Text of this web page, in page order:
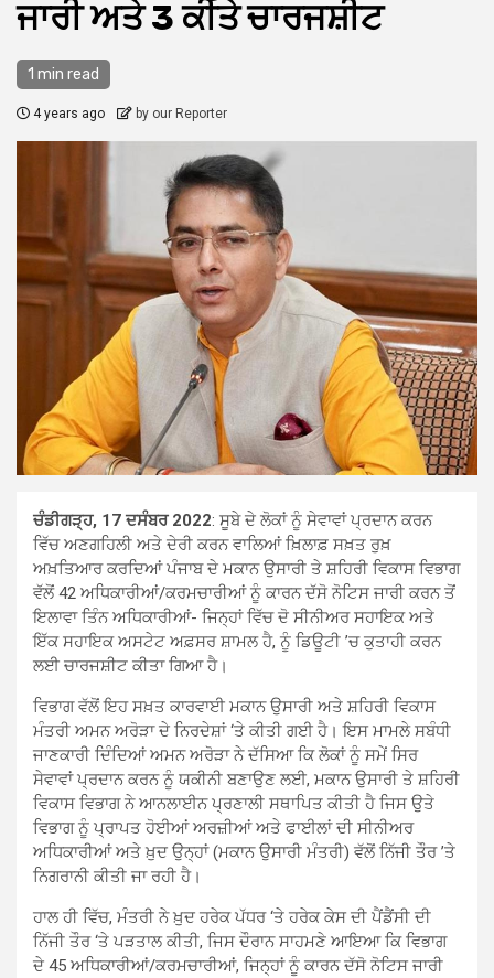
ਜਾਰੀ ਅਤੇ 3 ਕੀਤੇ ਚਾਰਜਸ਼ੀਟ
1 min read
4 years ago by our Reporter
ਚੰਡੀਗੜ੍ਹ, 17 ਦਸੰਬਰ 2022: ਸੂਬੇ ਦੇ ਲੋਕਾਂ ਨੂੰ ਸੇਵਾਵਾਂ ਪ੍ਰਦਾਨ ਕਰਨ
ਵਿੱਚ ਅਣਗਹਿਲੀ ਅਤੇ ਦੇਰੀ ਕਰਨ ਵਾਲਿਆਂ ਖ਼ਿਲਾਫ਼ ਸਖ਼ਤ ਰੁਖ਼
ਅਖ਼ਤਿਆਰ ਕਰਦਿਆਂ ਪੰਜਾਬ ਦੇ ਮਕਾਨ ਉਸਾਰੀ ਤੇ ਸ਼ਹਿਰੀ ਵਿਕਾਸ ਵਿਭਾਗ
ਵੱਲੋਂ 42 ਅਧਿਕਾਰੀਆਂ/ਕਰਮਚਾਰੀਆਂ ਨੂੰ ਕਾਰਨ ਦੱਸੋ ਨੋਟਿਸ ਜਾਰੀ ਕਰਨ ਤੋਂ
ਇਲਾਵਾ ਤਿੰਨ ਅਧਿਕਾਰੀਆਂ- ਜਿਨ੍ਹਾਂ ਵਿੱਚ ਦੋ ਸੀਨੀਅਰ ਸਹਾਇਕ ਅਤੇ
ਇੱਕ ਸਹਾਇਕ ਅਸਟੇਟ ਅਫ਼ਸਰ ਸ਼ਾਮਲ ਹੈ, ਨੂੰ ਡਿਊਟੀ ’ਚ ਕੁਤਾਹੀ ਕਰਨ
ਲਈ ਚਾਰਜਸ਼ੀਟ ਕੀਤਾ ਗਿਆ ਹੈ।
ਵਿਭਾਗ ਵੱਲੋਂ ਇਹ ਸਖ਼ਤ ਕਾਰਵਾਈ ਮਕਾਨ ਉਸਾਰੀ ਅਤੇ ਸ਼ਹਿਰੀ ਵਿਕਾਸ
ਮੰਤਰੀ ਅਮਨ ਅਰੋੜਾ ਦੇ ਨਿਰਦੇਸ਼ਾਂ ‘ਤੇ ਕੀਤੀ ਗਈ ਹੈ। ਇਸ ਮਾਮਲੇ ਸਬੰਧੀ
ਜਾਣਕਾਰੀ ਦਿੰਦਿਆਂ ਅਮਨ ਅਰੋੜਾ ਨੇ ਦੱਸਿਆ ਕਿ ਲੋਕਾਂ ਨੂੰ ਸਮੇਂ ਸਿਰ
ਸੇਵਾਵਾਂ ਪ੍ਰਦਾਨ ਕਰਨ ਨੂੰ ਯਕੀਨੀ ਬਣਾਉਣ ਲਈ, ਮਕਾਨ ਉਸਾਰੀ ਤੇ ਸ਼ਹਿਰੀ
ਵਿਕਾਸ ਵਿਭਾਗ ਨੇ ਆਨਲਾਈਨ ਪ੍ਰਣਾਲੀ ਸਥਾਪਿਤ ਕੀਤੀ ਹੈ ਜਿਸ ਉਤੇ
ਵਿਭਾਗ ਨੂੰ ਪ੍ਰਾਪਤ ਹੋਈਆਂ ਅਰਜ਼ੀਆਂ ਅਤੇ ਫਾਈਲਾਂ ਦੀ ਸੀਨੀਅਰ
ਅਧਿਕਾਰੀਆਂ ਅਤੇ ਖ਼ੁਦ ਉਨ੍ਹਾਂ (ਮਕਾਨ ਉਸਾਰੀ ਮੰਤਰੀ) ਵੱਲੋਂ ਨਿੱਜੀ ਤੌਰ ’ਤੇ
ਨਿਗਰਾਨੀ ਕੀਤੀ ਜਾ ਰਹੀ ਹੈ।
ਹਾਲ ਹੀ ਵਿੱਚ, ਮੰਤਰੀ ਨੇ ਖ਼ੁਦ ਹਰੇਕ ਪੱਧਰ ‘ਤੇ ਹਰੇਕ ਕੇਸ ਦੀ ਪੈਂਡੈਂਸੀ ਦੀ
ਨਿੱਜੀ ਤੌਰ ‘ਤੇ ਪੜਤਾਲ ਕੀਤੀ, ਜਿਸ ਦੌਰਾਨ ਸਾਹਮਣੇ ਆਇਆ ਕਿ ਵਿਭਾਗ
ਦੇ 45 ਅਧਿਕਾਰੀਆਂ/ਕਰਮਚਾਰੀਆਂ, ਜਿਨ੍ਹਾਂ ਨੂੰ ਕਾਰਨ ਦੱਸੋ ਨੋਟਿਸ ਜਾਰੀ